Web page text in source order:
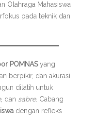
Olahraga Mahasiswa
pada teknik dan
POMNASyang
berpikir, dan akurasi
dilatih untuk
, dan sabre. Cabang
dengan refleks